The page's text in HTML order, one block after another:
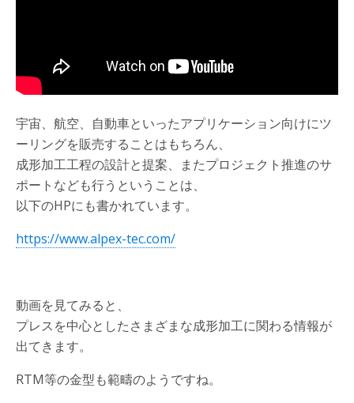
宇宙、航空、自動車といったアプリケーション向けにツ
ーリングを販売することはもちろん、
成形加工工程の設計と提案、またプロジェクト推進のサ
ポートなども行うということは、
以下のHPにも書かれています。
https://www.alpex-tec.com/
動画を見てみると、
プレスを中心としたさまざまな成形加工に関わる情報が
出てきます。
RTM等の金型も範疇のようですね。